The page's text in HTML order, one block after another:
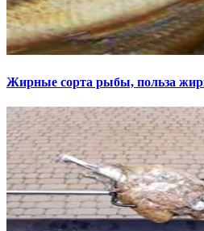
Жирные сорта рыбы, польза